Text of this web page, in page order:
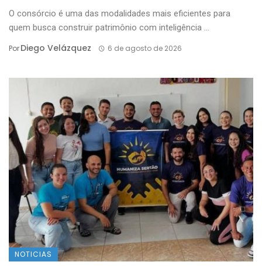
O consórcio é uma das modalidades mais eficientes para
quem busca construir patrimônio com inteligência ...
PorDiego Velázquez 6 de agosto de 2026
NOTICIAS